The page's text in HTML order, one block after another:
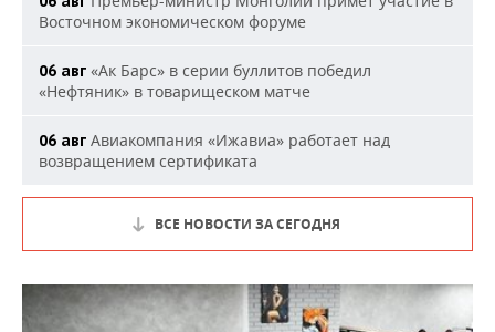
Восточном экономическом форуме
06 авг «Ак Барс» в серии буллитов победил
«Нефтяник» в товарищеском матче
06 авг Авиакомпания «Ижавиа» работает над
возвращением сертификата
ВСЕ НОВОСТИ ЗА СЕГОДНЯ